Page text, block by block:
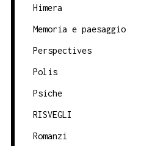
Himera
Memoria e paesaggio
Perspectives
Polis
Psiche
RISVEGLI
Romanzi